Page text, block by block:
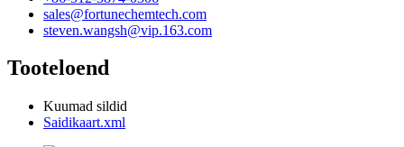
sales@fortunechemtech.com
steven.wangsh@vip.163.com
Tooteloend
Kuumad sildid
Saidikaart.xml